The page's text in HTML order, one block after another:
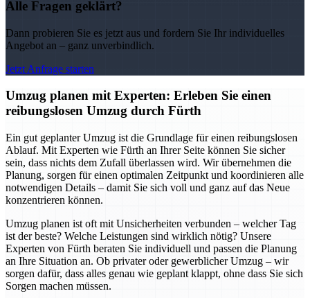
Alle Fragen geklärt?
Dann probieren Sie es jetzt aus und fordern Sie Ihr individuelles
Angebot an – ganz unverbindlich.
Jetzt Anfrage starten
Umzug planen mit Experten: Erleben Sie einen
reibungslosen Umzug durch Fürth
Ein gut geplanter Umzug ist die Grundlage für einen reibungslosen
Ablauf. Mit Experten wie Fürth an Ihrer Seite können Sie sicher
sein, dass nichts dem Zufall überlassen wird. Wir übernehmen die
Planung, sorgen für einen optimalen Zeitpunkt und koordinieren alle
notwendigen Details – damit Sie sich voll und ganz auf das Neue
konzentrieren können.
Umzug planen ist oft mit Unsicherheiten verbunden – welcher Tag
ist der beste? Welche Leistungen sind wirklich nötig? Unsere
Experten von Fürth beraten Sie individuell und passen die Planung
an Ihre Situation an. Ob privater oder gewerblicher Umzug – wir
sorgen dafür, dass alles genau wie geplant klappt, ohne dass Sie sich
Sorgen machen müssen.